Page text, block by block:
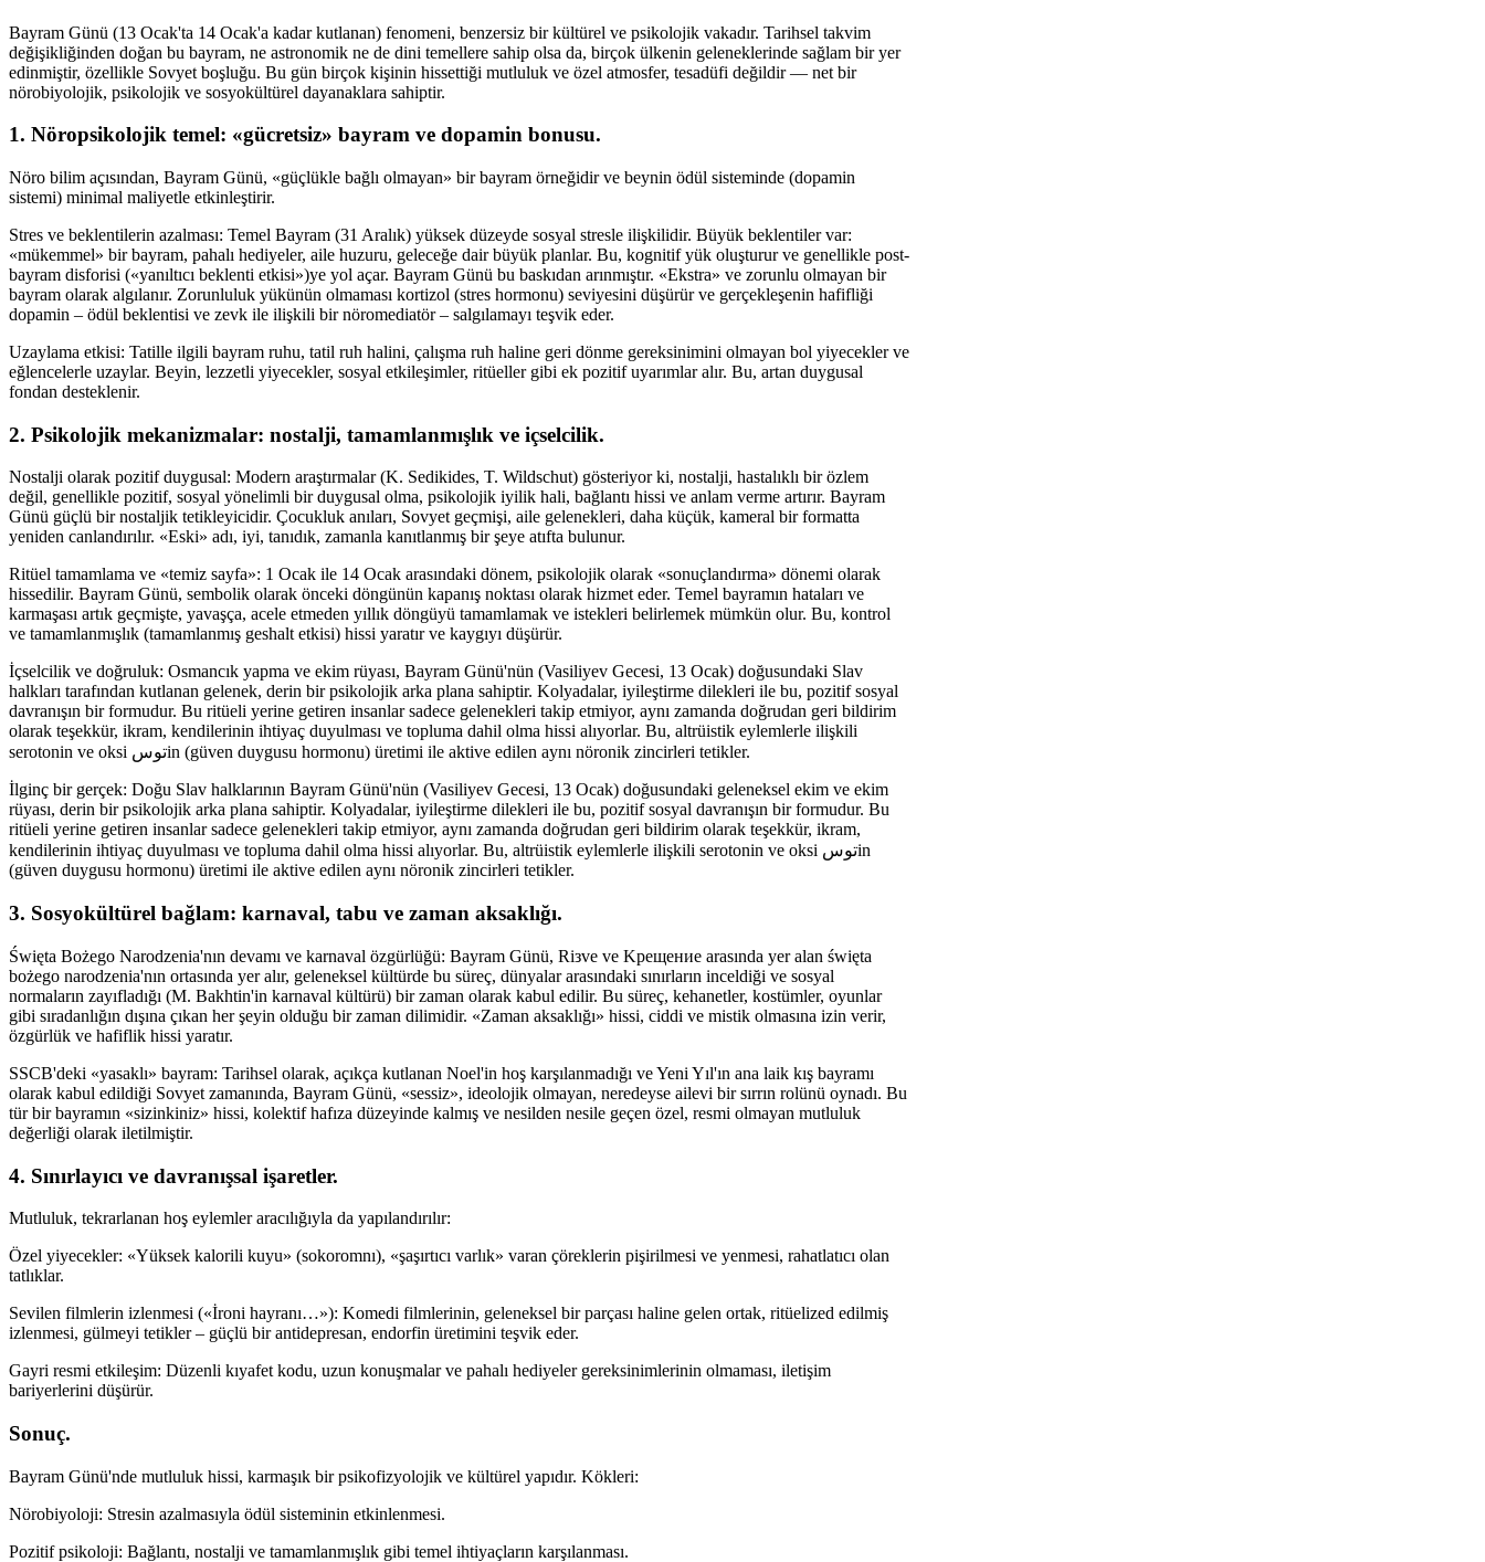
Bayram Günü (13 Ocak'ta 14 Ocak'a kadar kutlanan) fenomeni, benzersiz bir kültürel ve psikolojik vakadır. Tarihsel takvim
değişikliğinden doğan bu bayram, ne astronomik ne de dini temellere sahip olsa da, birçok ülkenin geleneklerinde sağlam bir yer
edinmiştir, özellikle Sovyet boşluğu. Bu gün birçok kişinin hissettiği mutluluk ve özel atmosfer, tesadüfi değildir — net bir
nörobiyolojik, psikolojik ve sosyokültürel dayanaklara sahiptir.
1. Nöropsikolojik temel: «gücretsiz» bayram ve dopamin bonusu.
Nöro bilim açısından, Bayram Günü, «güçlükle bağlı olmayan» bir bayram örneğidir ve beynin ödül sisteminde (dopamin
sistemi) minimal maliyetle etkinleştirir.
Stres ve beklentilerin azalması: Temel Bayram (31 Aralık) yüksek düzeyde sosyal stresle ilişkilidir. Büyük beklentiler var:
«mükemmel» bir bayram, pahalı hediyeler, aile huzuru, geleceğe dair büyük planlar. Bu, kognitif yük oluşturur ve genellikle post-
bayram disforisi («yanıltıcı beklenti etkisi»)ye yol açar. Bayram Günü bu baskıdan arınmıştır. «Ekstra» ve zorunlu olmayan bir
bayram olarak algılanır. Zorunluluk yükünün olmaması kortizol (stres hormonu) seviyesini düşürür ve gerçekleşenin hafifliği
dopamin – ödül beklentisi ve zevk ile ilişkili bir nöromediatör – salgılamayı teşvik eder.
Uzaylama etkisi: Tatille ilgili bayram ruhu, tatil ruh halini, çalışma ruh haline geri dönme gereksinimini olmayan bol yiyecekler ve
eğlencelerle uzaylar. Beyin, lezzetli yiyecekler, sosyal etkileşimler, ritüeller gibi ek pozitif uyarımlar alır. Bu, artan duygusal
fondan desteklenir.
2. Psikolojik mekanizmalar: nostalji, tamamlanmışlık ve içselcilik.
Nostalji olarak pozitif duygusal: Modern araştırmalar (K. Sedikides, T. Wildschut) gösteriyor ki, nostalji, hastalıklı bir özlem
değil, genellikle pozitif, sosyal yönelimli bir duygusal olma, psikolojik iyilik hali, bağlantı hissi ve anlam verme artırır. Bayram
Günü güçlü bir nostaljik tetikleyicidir. Çocukluk anıları, Sovyet geçmişi, aile gelenekleri, daha küçük, kameral bir formatta
yeniden canlandırılır. «Eski» adı, iyi, tanıdık, zamanla kanıtlanmış bir şeye atıfta bulunur.
Ritüel tamamlama ve «temiz sayfa»: 1 Ocak ile 14 Ocak arasındaki dönem, psikolojik olarak «sonuçlandırma» dönemi olarak
hissedilir. Bayram Günü, sembolik olarak önceki döngünün kapanış noktası olarak hizmet eder. Temel bayramın hataları ve
karmaşası artık geçmişte, yavaşça, acele etmeden yıllık döngüyü tamamlamak ve istekleri belirlemek mümkün olur. Bu, kontrol
ve tamamlanmışlık (tamamlanmış geshalt etkisi) hissi yaratır ve kaygıyı düşürür.
İçselcilik ve doğruluk: Osmancık yapma ve ekim rüyası, Bayram Günü'nün (Vasiliyev Gecesi, 13 Ocak) doğusundaki Slav
halkları tarafından kutlanan gelenek, derin bir psikolojik arka plana sahiptir. Kolyadalar, iyileştirme dilekleri ile bu, pozitif sosyal
davranışın bir formudur. Bu ritüeli yerine getiren insanlar sadece gelenekleri takip etmiyor, aynı zamanda doğrudan geri bildirim
olarak teşekkür, ikram, kendilerinin ihtiyaç duyulması ve topluma dahil olma hissi alıyorlar. Bu, altrüistik eylemlerle ilişkili
serotonin ve oksi توسin (güven duygusu hormonu) üretimi ile aktive edilen aynı nöronik zincirleri tetikler.
İlginç bir gerçek: Doğu Slav halklarının Bayram Günü'nün (Vasiliyev Gecesi, 13 Ocak) doğusundaki geleneksel ekim ve ekim
rüyası, derin bir psikolojik arka plana sahiptir. Kolyadalar, iyileştirme dilekleri ile bu, pozitif sosyal davranışın bir formudur. Bu
ritüeli yerine getiren insanlar sadece gelenekleri takip etmiyor, aynı zamanda doğrudan geri bildirim olarak teşekkür, ikram,
kendilerinin ihtiyaç duyulması ve topluma dahil olma hissi alıyorlar. Bu, altrüistik eylemlerle ilişkili serotonin ve oksi توسin
(güven duygusu hormonu) üretimi ile aktive edilen aynı nöronik zincirleri tetikler.
3. Sosyokültürel bağlam: karnaval, tabu ve zaman aksaklığı.
Święta Bożego Narodzenia'nın devamı ve karnaval özgürlüğü: Bayram Günü, Rізve ve Kрещение arasında yer alan święta
bożego narodzenia'nın ortasında yer alır, geleneksel kültürde bu süreç, dünyalar arasındaki sınırların inceldiği ve sosyal
normaların zayıfladığı (M. Bakhtin'in karnaval kültürü) bir zaman olarak kabul edilir. Bu süreç, kehanetler, kostümler, oyunlar
gibi sıradanlığın dışına çıkan her şeyin olduğu bir zaman dilimidir. «Zaman aksaklığı» hissi, ciddi ve mistik olmasına izin verir,
özgürlük ve hafiflik hissi yaratır.
SSCB'deki «yasaklı» bayram: Tarihsel olarak, açıkça kutlanan Noel'in hoş karşılanmadığı ve Yeni Yıl'ın ana laik kış bayramı
olarak kabul edildiği Sovyet zamanında, Bayram Günü, «sessiz», ideolojik olmayan, neredeyse ailevi bir sırrın rolünü oynadı. Bu
tür bir bayramın «sizinkiniz» hissi, kolektif hafıza düzeyinde kalmış ve nesilden nesile geçen özel, resmi olmayan mutluluk
değerliği olarak iletilmiştir.
4. Sınırlayıcı ve davranışsal işaretler.
Mutluluk, tekrarlanan hoş eylemler aracılığıyla da yapılandırılır:
Özel yiyecekler: «Yüksek kalorili kuyu» (sokoromnı), «şaşırtıcı varlık» varan çöreklerin pişirilmesi ve yenmesi, rahatlatıcı olan
tatlıklar.
Sevilen filmlerin izlenmesi («İroni hayranı…»): Komedi filmlerinin, geleneksel bir parçası haline gelen ortak, ritüelized edilmiş
izlenmesi, gülmeyi tetikler – güçlü bir antidepresan, endorfin üretimini teşvik eder.
Gayri resmi etkileşim: Düzenli kıyafet kodu, uzun konuşmalar ve pahalı hediyeler gereksinimlerinin olmaması, iletişim
bariyerlerini düşürür.
Sonuç.
Bayram Günü'nde mutluluk hissi, karmaşık bir psikofizyolojik ve kültürel yapıdır. Kökleri:
Nörobiyoloji: Stresin azalmasıyla ödül sisteminin etkinlenmesi.
Pozitif psikoloji: Bağlantı, nostalji ve tamamlanmışlık gibi temel ihtiyaçların karşılanması.